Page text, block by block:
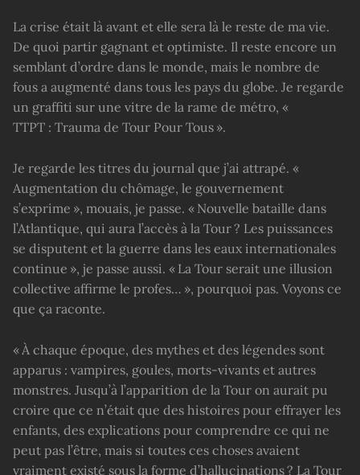
La crise était là avant et elle sera là le reste de ma vie.
De quoi partir gagnant et optimiste. Il reste encore un
semblant d’ordre dans le monde, mais le nombre de
fous a augmenté dans tous les pays du globe. Je regarde
un graffiti sur une vitre de la rame de métro, «
TTPT : Trauma de Tour Pour Tous ».
Je regarde les titres du journal que j’ai attrapé. «
Augmentation du chômage, le gouvernement
s’exprime », mouais, je passe. « Nouvelle bataille dans
l’Atlantique, qui aura l’accès à la Tour ? Les puissances
se disputent et la guerre dans les eaux internationales
continue », je passe aussi. « La Tour serait une illusion
collective affirme le profes… », pourquoi pas. Voyons ce
que ça raconte.
« À chaque époque, des mythes et des légendes sont
apparus : vampires, goules, morts-vivants et autres
monstres. Jusqu’à l’apparition de la Tour on aurait pu
croire que ce n’était que des histoires pour effrayer les
enfants, des explications pour comprendre ce qui ne
peut pas l’être, mais si toutes ces choses avaient
vraiment existé sous la forme d’hallucinations ? La Tour